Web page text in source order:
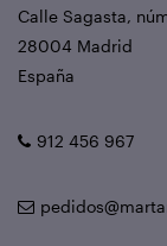
Calle Sagasta,
28004 Madrid
España
912 456 967